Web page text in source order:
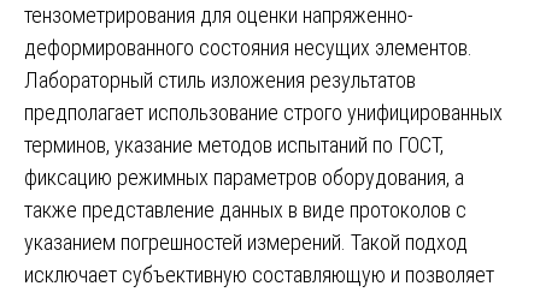
тензометрирования для оценки напряженно-
деформированного состояния несущих элементов.
Лабораторный стиль изложения результатов
предполагает использование строго унифицированных
терминов, указание методов испытаний по ГОСТ,
фиксацию режимных параметров оборудования, а
также представление данных в виде протоколов с
указанием погрешностей измерений. Такой подход
исключает субъективную составляющую и позволяет